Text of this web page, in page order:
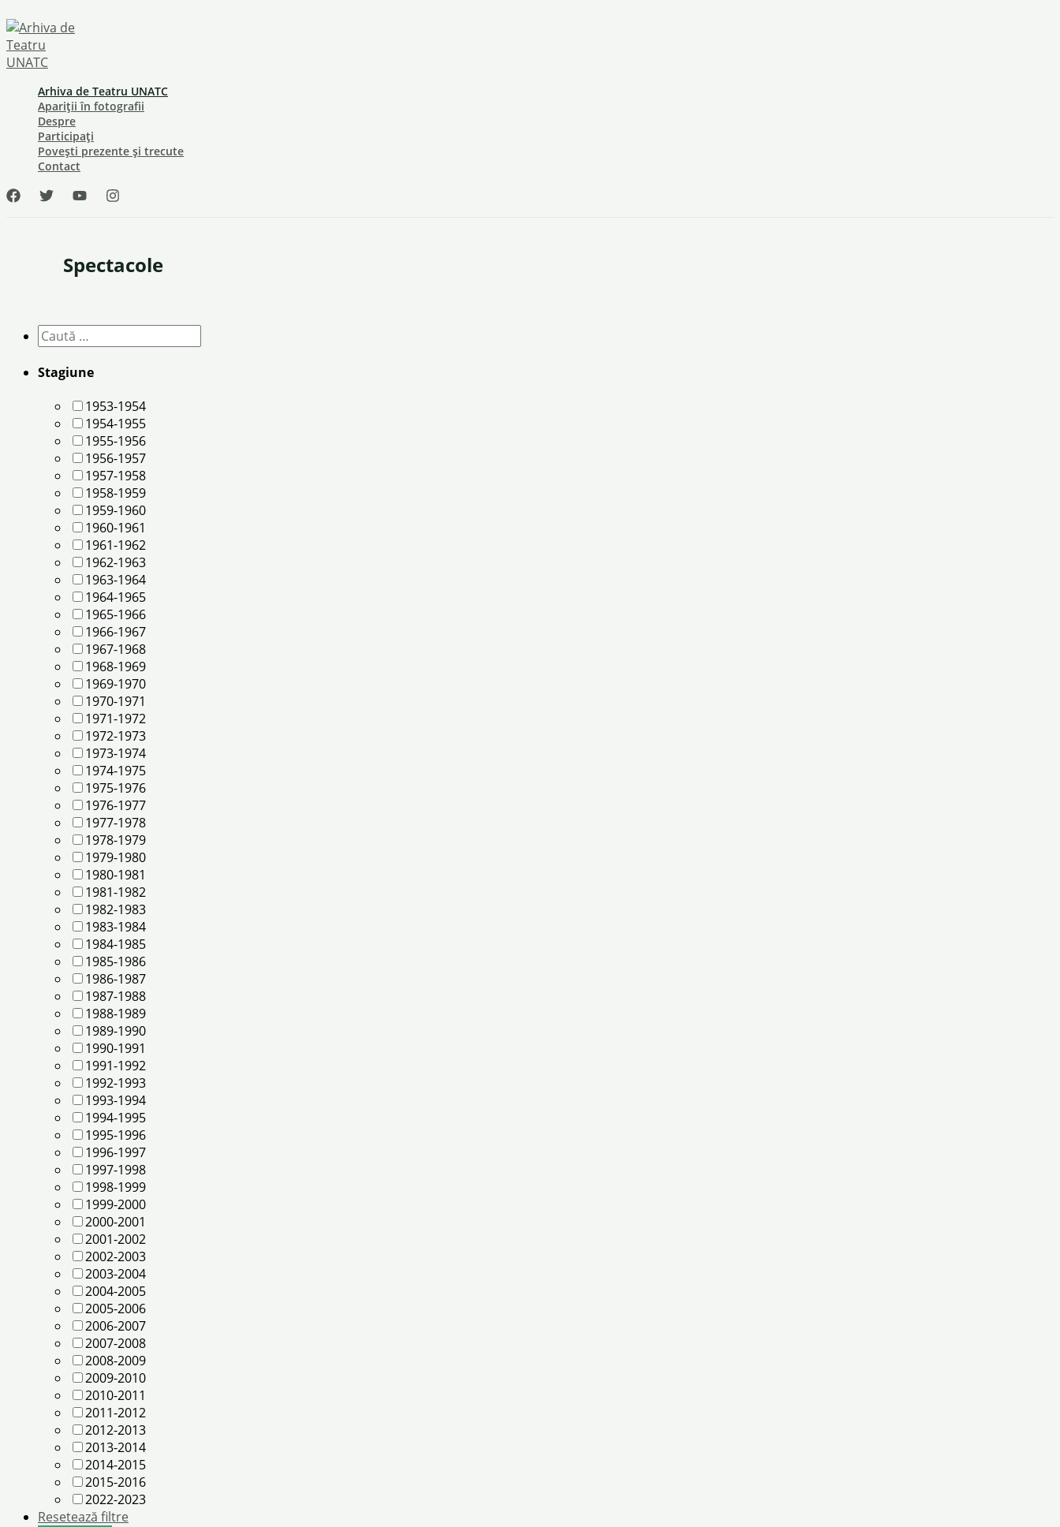
to
content
Arhiva de Teatru UNATC
Apariții în fotografii
Despre
Participați
Povești prezente și trecute
Contact
Spectacole
Stagiune
1953-1954
1954-1955
1955-1956
1956-1957
1957-1958
1958-1959
1959-1960
1960-1961
1961-1962
1962-1963
1963-1964
1964-1965
1965-1966
1966-1967
1967-1968
1968-1969
1969-1970
1970-1971
1971-1972
1972-1973
1973-1974
1974-1975
1975-1976
1976-1977
1977-1978
1978-1979
1979-1980
1980-1981
1981-1982
1982-1983
1983-1984
1984-1985
1985-1986
1986-1987
1987-1988
1988-1989
1989-1990
1990-1991
1991-1992
1992-1993
1993-1994
1994-1995
1995-1996
1996-1997
1997-1998
1998-1999
1999-2000
2000-2001
2001-2002
2002-2003
2003-2004
2004-2005
2005-2006
2006-2007
2007-2008
2008-2009
2009-2010
2010-2011
2011-2012
2012-2013
2013-2014
2014-2015
2015-2016
2022-2023
Resetează filtre